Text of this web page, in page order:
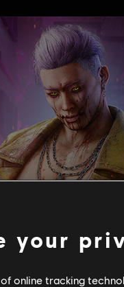
your
online tracking